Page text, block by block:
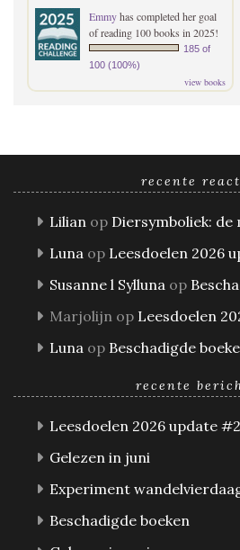
Emmyhas completed her goal
of reading 100 books in 2025!
185 of
100 (100%)
view books
recente
Lilian op Diersymboliek: de
Luna op Leesdoelen 2026
Susanne l Sylluna op
Marjolijn op Leesdoelen
Luna op Beschadigde
recente
Leesdoelen 2026 update #2
Gelezen in juni
Experiment
Beschadigde boeken